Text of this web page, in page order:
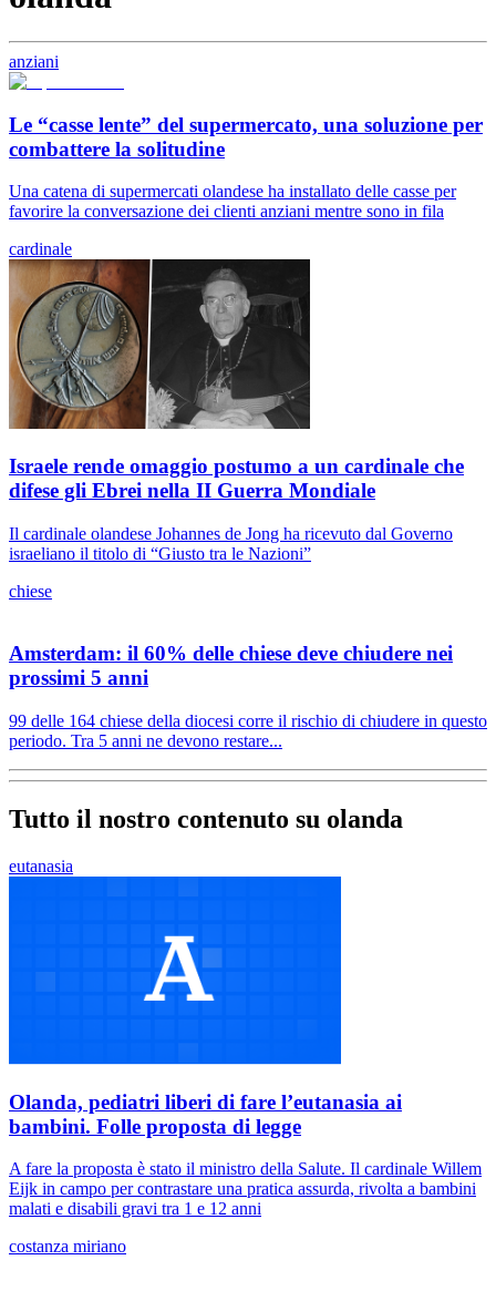
anziani
Le “casse lente” del supermercato, una soluzione per
combattere la solitudine
Una catena di supermercati olandese ha installato delle casse per
favorire la conversazione dei clienti anziani mentre sono in fila
cardinale
Israele rende omaggio postumo a un cardinale che
difese gli Ebrei nella II Guerra Mondiale
Il cardinale olandese Johannes de Jong ha ricevuto dal Governo
israeliano il titolo di “Giusto tra le Nazioni”
chiese
Amsterdam: il 60% delle chiese deve chiudere nei
prossimi 5 anni
99 delle 164 chiese della diocesi corre il rischio di chiudere in questo
periodo. Tra 5 anni ne devono restare...
Tutto il nostro contenuto su olanda
eutanasia
Olanda, pediatri liberi di fare l’eutanasia ai
bambini. Folle proposta di legge
A fare la proposta è stato il ministro della Salute. Il cardinale Willem
Eijk in campo per contrastare una pratica assurda, rivolta a bambini
malati e disabili gravi tra 1 e 12 anni
costanza miriano